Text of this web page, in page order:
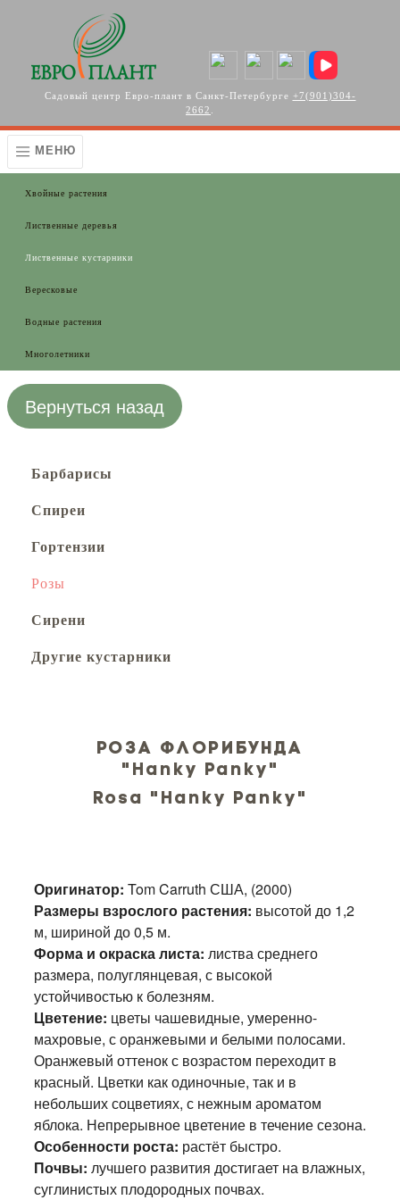
Перейти к основному содержанию
Садовый центр Евро-плант в Санкт-Петербурге +7(901)304-
2662
МЕНЮ
Хвойные растения
Лиственные деревья
Лиственные кустарники
Вересковые
Водные растения
Многолетники
Вернуться назад
Барбарисы
Спиреи
Гортензии
Розы
Сирени
Другие кустарники
Роза флорибунда
"Hanky Panky"
Rosa "Hanky Panky"
Оригинатор: Tom Carruth США, (2000)
Размеры взрослого растения: высотой до 1,2
м, шириной до 0,5 м.
Форма и окраска листа: листва среднего
размера, полуглянцевая, с высокой
устойчивостью к болезням.
Цветение: цветы чашевидные, умеренно-
махровые, с оранжевыми и белыми полосами.
Оранжевый оттенок с возрастом переходит в
красный. Цветки как одиночные, так и в
небольших соцветиях, с нежным ароматом
яблока. Непрерывное цветение в течение сезона.
Особенности роста: растёт быстро.
Почвы: лучшего развития достигает на влажных,
суглинистых плодородных почвах.